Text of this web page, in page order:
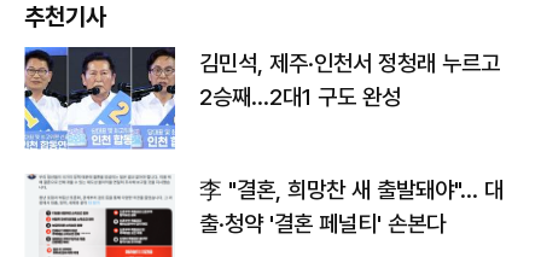
추천기사
김민석, 제주·인천서 정청래 누르고
2승째…2대1 구도 완성
李 "결혼, 희망찬 새 출발돼야"… 대
출·청약 '결혼 페널티' 손본다